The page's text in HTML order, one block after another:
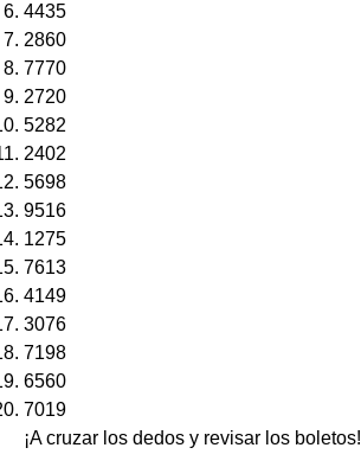
4435
2860
7770
2720
5282
2402
5698
9516
1275
7613
4149
3076
7198
6560
7019
¡A cruzar los dedos y revisar los boletos!